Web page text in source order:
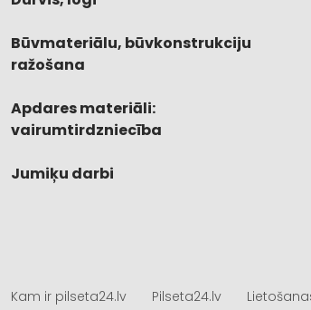
Būvmateriālu, būvkonstrukciju
ražošana
Apdares materiāli:
vairumtirdzniecība
Jumiķu darbi
Kam ir pilseta24.lv Pilseta24.lv